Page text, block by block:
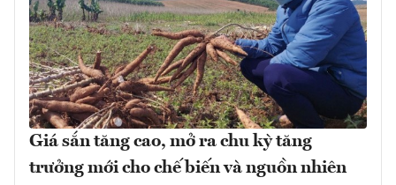
Giá sắn tăng cao, mở ra chu kỳ tăng
trưởng mới cho chế biến và nguồn nhiên